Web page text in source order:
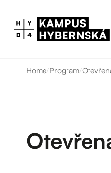
Home/Program/